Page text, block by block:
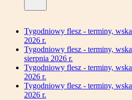
Tygodniowy flesz - terminy,
2026 r.
Tygodniowy flesz - terminy,
sierpnia 2026 r.
Tygodniowy flesz - terminy,
2026 r.
Tygodniowy flesz - terminy,
2026 r.